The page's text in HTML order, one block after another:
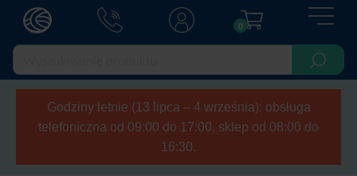
0
Godziny letnie (13 lipca – 4 września): obsługa
telefoniczna od 09:00 do 17:00, sklep od 08:00 do
16:30.